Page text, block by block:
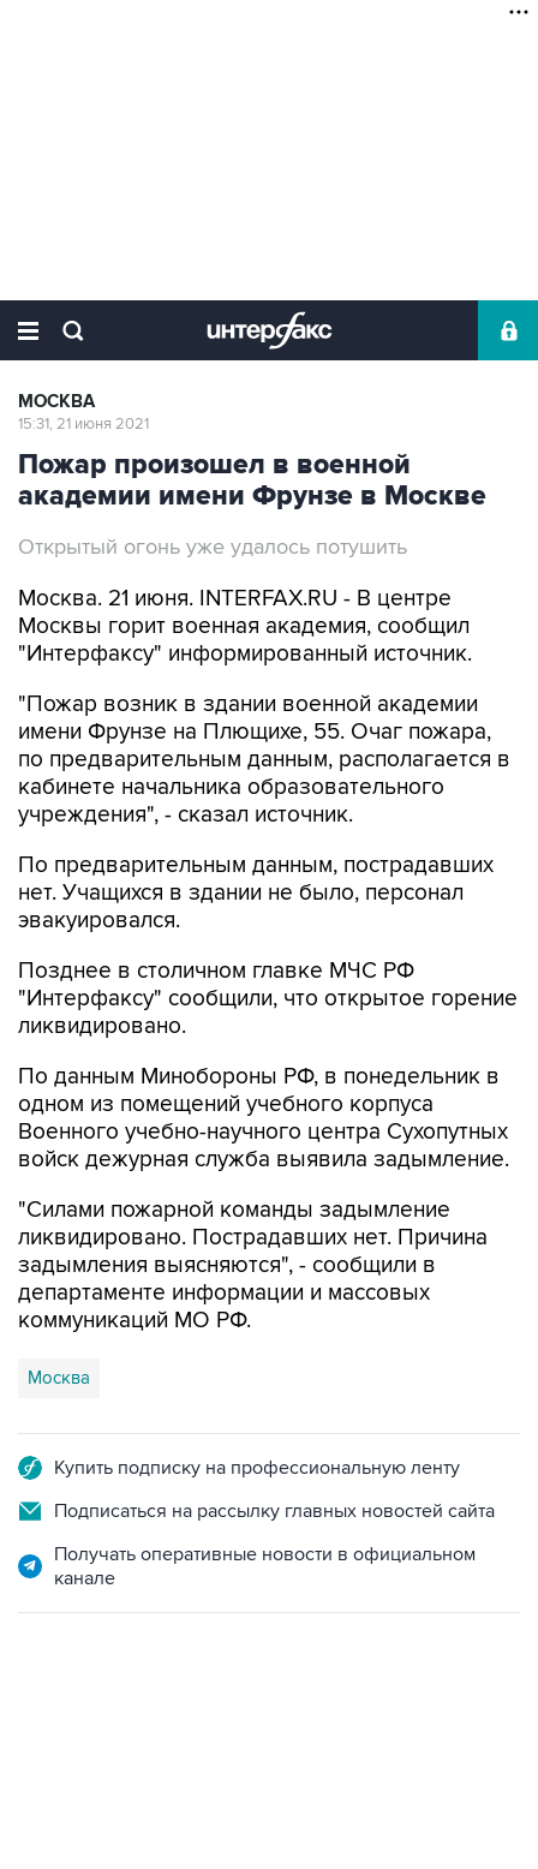
МОСКВА
15:31, 21 июня 2021
Пожар произошел в военной
академии имени Фрунзе в Москве
Открытый огонь уже удалось потушить
Москва. 21 июня. INTERFAX.RU - В центре
Москвы горит военная академия, сообщил
"Интерфаксу" информированный источник.
"Пожар возник в здании военной академии
имени Фрунзе на Плющихе, 55. Очаг пожара,
по предварительным данным, располагается в
кабинете начальника образовательного
учреждения", - сказал источник.
По предварительным данным, пострадавших
нет. Учащихся в здании не было, персонал
эвакуировался.
Позднее в столичном главке МЧС РФ
"Интерфаксу" сообщили, что открытое горение
ликвидировано.
По данным Минобороны РФ, в понедельник в
одном из помещений учебного корпуса
Военного учебно-научного центра Сухопутных
войск дежурная служба выявила задымление.
"Силами пожарной команды задымление
ликвидировано. Пострадавших нет. Причина
задымления выясняются", - сообщили в
департаменте информации и массовых
коммуникаций МО РФ.
Москва
Купить подписку на профессиональную ленту
Подписаться на рассылку главных новостей сайта
Получать оперативные новости в официальном
канале